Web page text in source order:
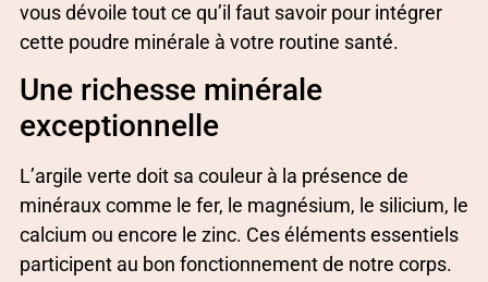
vous dévoile tout ce qu’il faut savoir pour intégrer
cette poudre minérale à votre routine santé.
Une richesse minérale
exceptionnelle
L’argile verte doit sa couleur à la présence de
minéraux comme le fer, le magnésium, le silicium, le
calcium ou encore le zinc. Ces éléments essentiels
participent au bon fonctionnement de notre corps.